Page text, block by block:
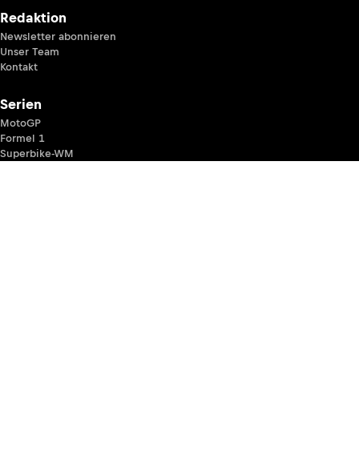
Redaktion
Newsletter abonnieren
Unser Team
Kontakt
Serien
MotoGP
Formel 1
Superbike-WM